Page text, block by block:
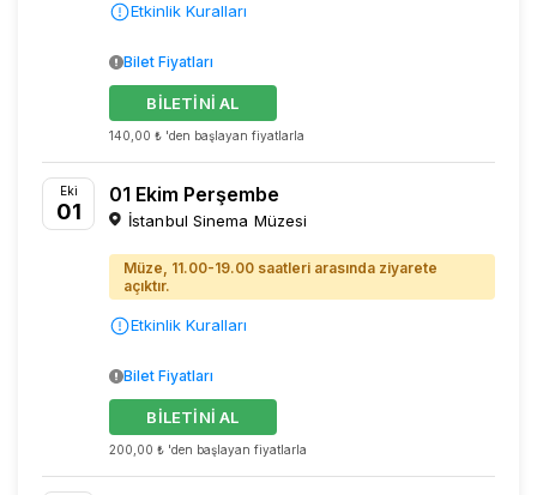
Etkinlik Kuralları
140,00 ₺ 'den başlayan fiyatlarla
BİLETİNİ AL
Bilet Fiyatları
Eki
01
01 Ekim Perşembe
İstanbul Sinema Müzesi
Müze, 11.00-19.00 saatleri arasında ziyarete
açıktır.
Etkinlik Kuralları
200,00 ₺ 'den başlayan fiyatlarla
BİLETİNİ AL
Bilet Fiyatları